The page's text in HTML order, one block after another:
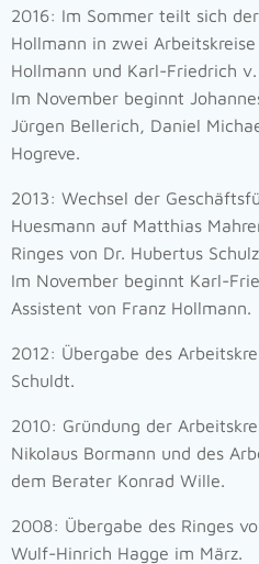
2016: Im Sommer teilt sich
Hollmann in zwei
Hollmann und Karl-Friedrich
Im November beginnt
Jürgen Bellerich, Daniel
Hogreve.
2013: Wechsel der
Huesmann auf Matthias
Ringes von Dr. Hubertus
Im November beginnt Karl-
Assistent von Franz Hollmann.
2012: Übergabe des
Schuldt.
2010: Gründung der
Nikolaus Bormann und des
dem Berater Konrad Wille.
2008: Übergabe des Ringes
Wulf-Hinrich Hagge im März.